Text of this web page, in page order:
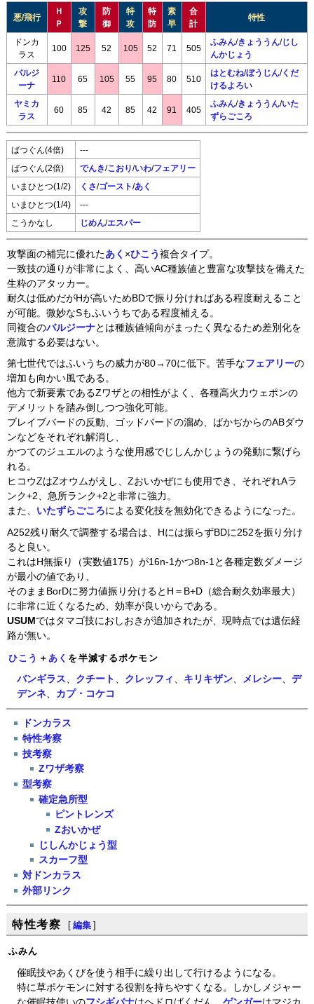
悪/飛行
Ｈ
Ｐ
攻
撃
防
御
特
攻
特
防
素
早
合
計
特性
ドンカ
ラス
100 125 52 105 52 71 505
ふみん/きょううん/じし
んかじょう
バルジ
ーナ
110 65 105 55 95 80 510
はとむね/ぼうじん/くだ
けるよろい
ヤミカ
ラス
60 85 42 85 42 91 405
ふみん/きょううん/いた
ずらごころ
ばつぐん(4倍) ---
ばつぐん(2倍) でんき/こおり/いわ/フェアリー
いまひとつ(1/2) くさ/ゴースト/あく
いまひとつ(1/4) ---
こうかなし じめん/エスパー
攻撃面の補完に優れたあく ×ひこう複合タイプ。
一致技の通りが非常によく、高いAC種族値と豊富な攻撃技を備えた
生粋のアタッカー。
耐久は低めだがHが高いためBDで振り分ければある程度耐えること
が可能。微妙なSもふいうちである程度補える。
同複合のバルジーナとは種族値傾向がまったく異なるため差別化を
意識する必要はない。
第七世代ではふいうちの威力が80→70に低下。苦手なフェアリーの
増加も向かい風である。
他方で新要素であるZワザとの相性がよく、各種高火力ウェポンの
デメリットを踏み倒しつつ強化可能。
ブレイブバードの反動、ゴッドバードの溜め、ばかぢからのABダウ
ンなどをそれぞれ解消し、
かつてのジュエルのような使用感でじしんかじょうの発動に繋げら
れる。
ヒコウZはZオウムがえし、Zおいかぜにも使用でき、それぞれAラ
ンク+2、急所ランク+2と非常に強力。
また、 いたずらごころによる変化技を無効化できるようになった。
A252残り耐久で調整する場合は、Hには振らずBDに252を振り分け
ると良い。
これはH無振り（実数値175）が16n-1かつ8n-1と各種定数ダメージ
が最小の値であり、
そのままBorDに努力値振り分けるとH＝B+D（総合耐久効率最大）
に非常に近くなるため、効率が良いからである。
USUM ではタマゴ技におしおきが追加されたが、現時点では遺伝経
路が無い。
ひこう ＋ あく を半減するポケモン
バンギラス、 クチート 、 クレッフィ 、 キリキザン、 メレシー、 デ
デンネ、 カプ・コケコ
ドンカラス
特性考察
技考察
Zワザ考察
型考察
確定急所型
ピントレンズ
Zおいかぜ
じしんかじょう型
スカーフ型
対ドンカラス
外部リンク
特性考察 [ 編集 ]
ふみん
催眠技やあくびを使う相手に繰り出して行けるようになる。
特に草ポケモンに対する役割を持ちやすくなる。しかしメジャー